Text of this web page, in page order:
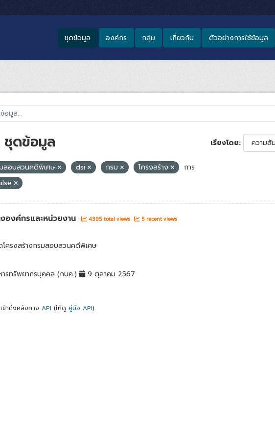
ชุดข้อมูล องค์กร กลุ่ม เกี่ยวกับ ตัวอย่างการใช้ข้อมูล
เรียงโดย
ดข้อมูล
สอบสวนคดีพิเศษ dsi กรม โครงสร้าง
การ
องค์กรและหน่วยงาน 4395 total views 5 recent views
โครงสร้างกรมสอบสวนคดีพิเศษ
รทรัพยากรบุคคล (กบค.) 9 ตุลาคม 2567
ข้าถึงคลังทาง API (ให้ดู คู่มือ API).